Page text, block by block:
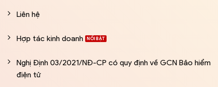
Liên hệ
Hợp tác kinh doanh
Nghị Định 03/2021/NĐ-CP có quy định về GCN Bảo hiểm
điện tử